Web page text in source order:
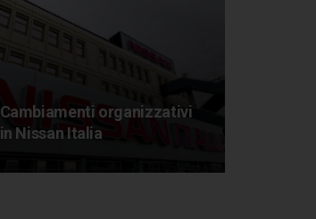
Cambiamenti organizzativi
in Nissan Italia